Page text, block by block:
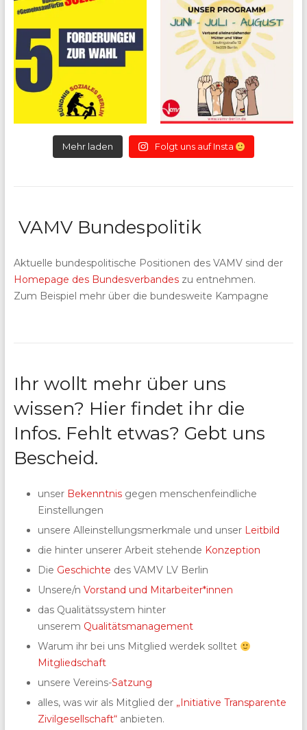
Mehr laden Folgt uns auf Insta
VAMV Bundespolitik
Aktuelle bundespolitische Positionen des VAMV sind der
Homepage des Bundesverbandeszu entnehmen.
Zum Beispiel mehr über die bundesweite Kampagne
Ihr wollt mehr über uns
wissen? Hier findet ihr die
Infos. Fehlt etwas? Gebt uns
Bescheid.
unser Bekenntnisgegen menschenfeindliche
Einstellungen
unsere Alleinstellungsmerkmale und unser Leitbild
die hinter unserer Arbeit stehende Konzeption
Die Geschichte des VAMV LV Berlin
Unsere/n Vorstand und Mitarbeiter*innen
das Qualitätssystem hinter
unserem Qualitätsmanagement
Warum ihr bei uns Mitglied werdek solltet
Mitgliedschaft
unsere Vereins-Satzung
alles, was wir als Mitglied der „Initiative Transparente
Zivilgesellschaft“anbieten.